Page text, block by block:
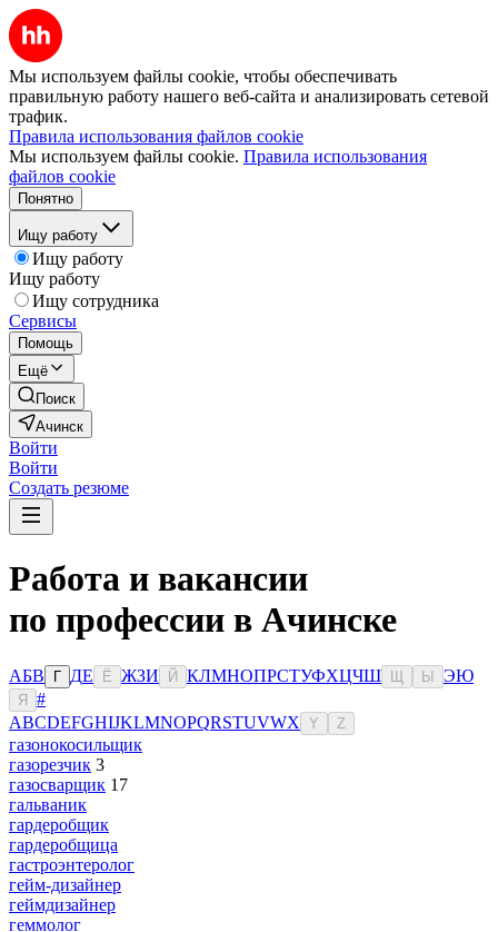
Мы используем файлы cookie, чтобы обеспечивать
правильную работу нашего веб-сайта и анализировать сетевой
трафик.
Правила использования файлов cookie
Мы используем файлы cookie. Правила использования
файлов cookie
Понятно
Ищу работу
Ищу работу
Ищу работу
Ищу сотрудника
Сервисы
Помощь
Ещё
Поиск
Ачинск
Войти
Войти
Создать резюме
Работа и вакансии
по профессии в Ачинске
АБВ Г ДЕ Ё ЖЗИ Й КЛМНОПРСТУФХЦЧШ Ы ЭЮ
Я
#
ABCDEFGHIJKLMNOPQRSTUVWX Y Z
газонокосильщик
газорезчик 3
газосварщик 17
гальваник
гардеробщик
гардеробщица
гастроэнтеролог
гейм-дизайнер
геймдизайнер
геммолог